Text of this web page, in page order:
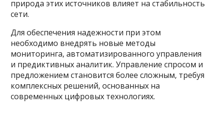
природа этих источников влияет на стабильность
сети.
Для обеспечения надежности при этом
необходимо внедрять новые методы
мониторинга, автоматизированного управления
и предиктивных аналитик. Управление спросом и
предложением становится более сложным, требуя
комплексных решений, основанных на
современных цифровых технологиях.